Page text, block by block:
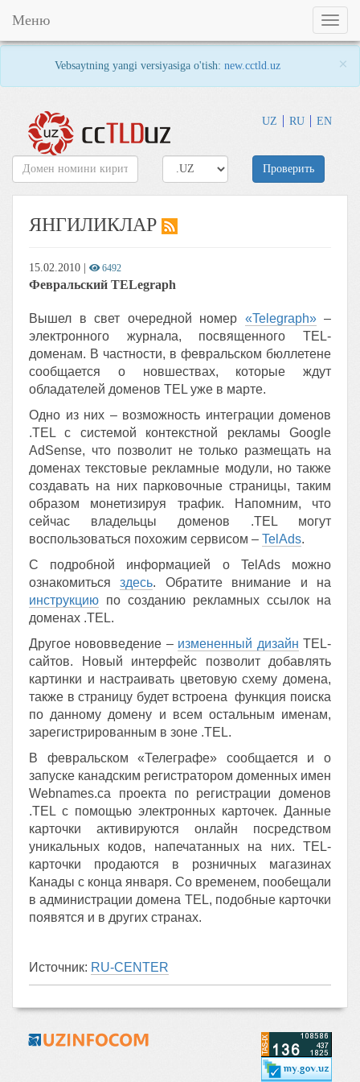
Vebsaytning yangi versiyasiga o'tish: new.cctld.uz ×
UZ RU EN
Toggle
Меню
Проверить
ЯНГИЛИКЛАР
15.02.2010 6492
Февральский TELegraph
Вышел в свет очередной номер «Telegraph»–
электронного журнала, посвященного TEL-
доменам. В частности, в февральском бюллетене
сообщается о новшествах, которые ждут
обладателей доменов TEL уже в марте.
Одно из них – возможность интеграции доменов
.TEL с системой контекстной рекламы Google
AdSense, что позволит не только размещать на
доменах текстовые рекламные модули, но также
создавать на них парковочные страницы, таким
образом монетизируя трафик. Напомним, что
сейчас владельцы доменов .TEL могут
воспользоваться похожим сервисом – TelAds.
С подробной информацией о TelAds можно
ознакомитьсяздесь. Обратите внимание и на
инструкцию по созданию рекламных ссылок на
доменах .TEL.
Другое нововведение – измененный дизайн TEL-
сайтов. Новый интерфейс позволит добавлять
картинки и настраивать цветовую схему домена,
также в страницу будет встроена функция поиска
по данному домену и всем остальным именам,
зарегистрированным в зоне .TEL.
В февральском «Телеграфе» сообщается и о
запуске канадским регистратором доменных имен
Webnames.ca проекта по регистрации доменов
.TEL с помощью электронных карточек. Данные
карточки активируются онлайн посредством
уникальных кодов, напечатанных на них. TEL-
карточки продаются в розничных магазинах
Канады с конца января. Со временем, пообещали
в администрации домена TEL, подобные карточки
появятся и в других странах.
Источник: RU-CENTER